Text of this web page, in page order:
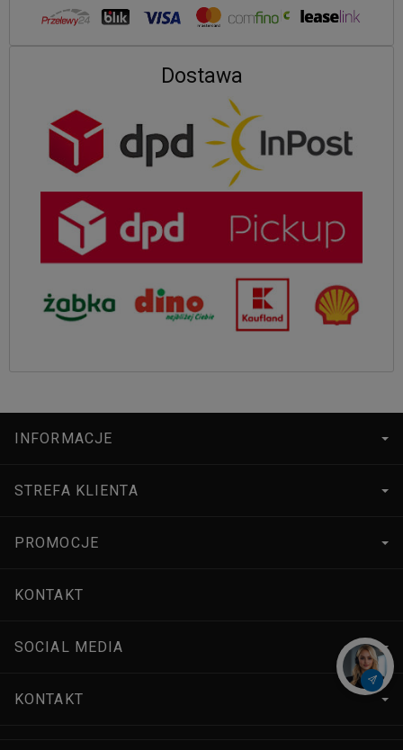
Dostawa
INFORMACJE
STREFA KLIENTA
PROMOCJE
KONTAKT
SOCIAL MEDIA
KONTAKT